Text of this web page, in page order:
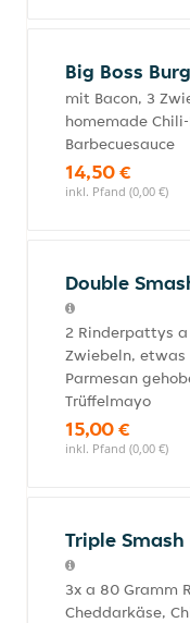
Big Boss
mit Bacon, 3
homemade
Barbecuesauce
14,50 €
inkl. Pfand (0,00 €)
Double
2 Rinderpattys
Zwiebeln, etwas
Parmesan
Trüffelmayo
15,00 €
inkl. Pfand (0,00 €)
Triple
3x a 80 Gramm
Cheddarkäse,